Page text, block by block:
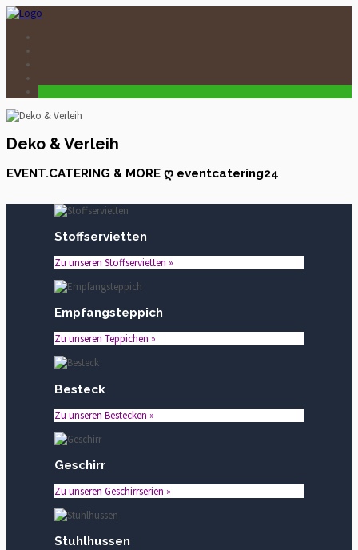
Deko & Verleih
EVENT.CATERING & MORE ღ eventcatering24
Stoffservietten
Zu unseren Stoffservietten »
Empfangsteppich
Zu unseren Teppichen »
Besteck
Zu unseren Bestecken »
Geschirr
Zu unseren Geschirrserien »
Stuhlhussen